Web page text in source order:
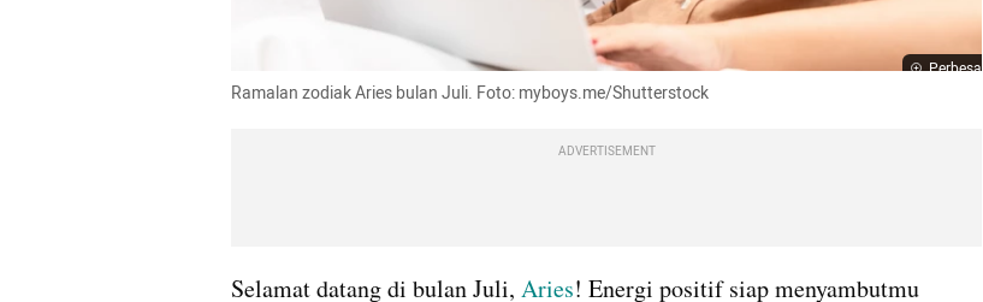
Perbesar
Ramalan zodiak Aries bulan Juli. Foto: myboys.me/Shutterstock
ADVERTISEMENT
Selamat datang di bulan Juli, Aries! Energi positif siap menyambutmu